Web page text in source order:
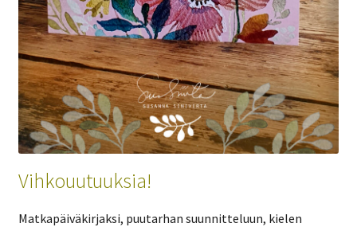
Vihkouutuuksia!
Matkapäiväkirjaksi, puutarhan suunnitteluun, kielen